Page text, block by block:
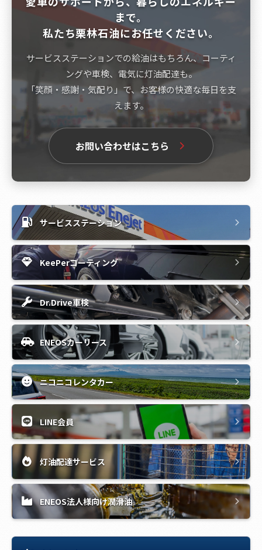
まで。
私たち栗林石油にお任せください。
サービスステーションでの給油はもちろん、コーティ
ングや車検、電気に灯油配達も。
「笑顔・感謝・気配り」で、お客様の快適な毎日を支
えます。
お問い合わせはこちら
サービスステーション
KeePerコーティング
Dr.Drive車検
ENEOSカーリース
ニコニコレンタカー
LINE会員
灯油配達サービス
ENEOS法人様向け潤滑油